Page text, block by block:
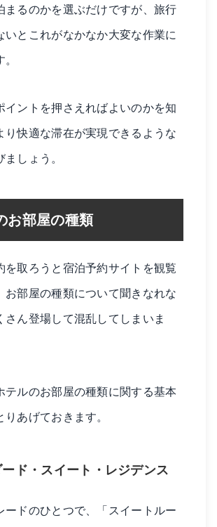
まるのかを選ぶだけですが、旅行
いとこれがなかなか大変な作業に
イントを押さえればよいのかを知
り快適な滞在が実現できるような
しょう。
お部屋の種類
を取ろうと宿泊予約サイトを観覧
お部屋の種類について聞きなれな
さん登場して混乱してしまいま
テルのお部屋の種類に関する基本
あげておきます。
ド・スイート・レジデンス
ードのひとつで、「スイートルー